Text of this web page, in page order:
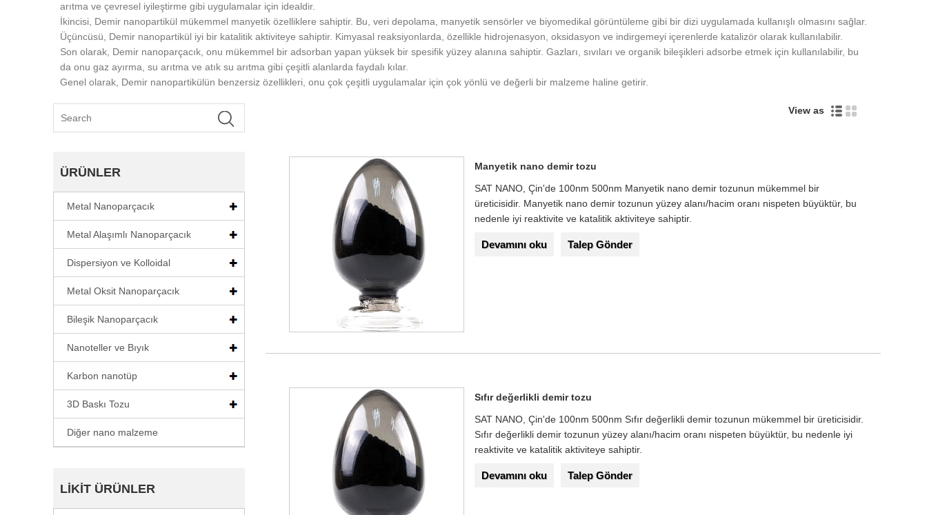
arıtma ve çevresel iyileştirme gibi uygulamalar için idealdir.
İkincisi, Demir nanopartikül mükemmel manyetik özelliklere sahiptir. Bu, veri depolama, manyetik sensörler ve biyomedikal görüntüleme gibi bir dizi uygulamada kullanışlı olmasını sağlar.
Üçüncüsü, Demir nanopartikül iyi bir katalitik aktiviteye sahiptir. Kimyasal reaksiyonlarda, özellikle hidrojenasyon, oksidasyon ve indirgemeyi içerenlerde katalizör olarak kullanılabilir.
Son olarak, Demir nanoparçacık, onu mükemmel bir adsorban yapan yüksek bir spesifik yüzey alanına sahiptir. Gazları, sıvıları ve organik bileşikleri adsorbe etmek için kullanılabilir, bu
da onu gaz ayırma, su arıtma ve atık su arıtma gibi çeşitli alanlarda faydalı kılar.
Genel olarak, Demir nanopartikülün benzersiz özellikleri, onu çok çeşitli uygulamalar için çok yönlü ve değerli bir malzeme haline getirir.
ÜRÜNLER
Metal Nanoparçacık
Metal Alaşımlı Nanoparçacık
Dispersiyon ve Kolloidal
Metal Oksit Nanoparçacık
Bileşik Nanoparçacık
Nanoteller ve Bıyık
Karbon nanotüp
3D Baskı Tozu
Diğer nano malzeme
LIKIT ÜRÜNLER
View as
Manyetik nano demir tozu
SAT NANO, Çin'de 100nm 500nm Manyetik nano demir tozunun mükemmel bir
üreticisidir. Manyetik nano demir tozunun yüzey alanı/hacim oranı nispeten büyüktür, bu
nedenle iyi reaktivite ve katalitik aktiviteye sahiptir.
Devamını oku Talep Gönder
Sıfır değerlikli demir tozu
SAT NANO, Çin'de 100nm 500nm Sıfır değerlikli demir tozunun mükemmel bir üreticisidir.
Sıfır değerlikli demir tozunun yüzey alanı/hacim oranı nispeten büyüktür, bu nedenle iyi
reaktivite ve katalitik aktiviteye sahiptir.
Devamını oku Talep Gönder